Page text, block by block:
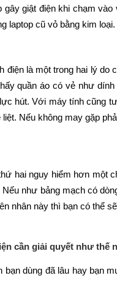
gây giật điện khi chạm
laptop cũ vỏ bằng kim
điện là một trong hai lý do
quần áo có vẻ như
hút. Với máy tính cũng
Nếu không may gặp
hai nguy hiểm hơn một
Nếu như bảng mạch có
nhân này thì bạn có thể
cần giải quyết như thế
bạn dùng đã lâu hay bạn